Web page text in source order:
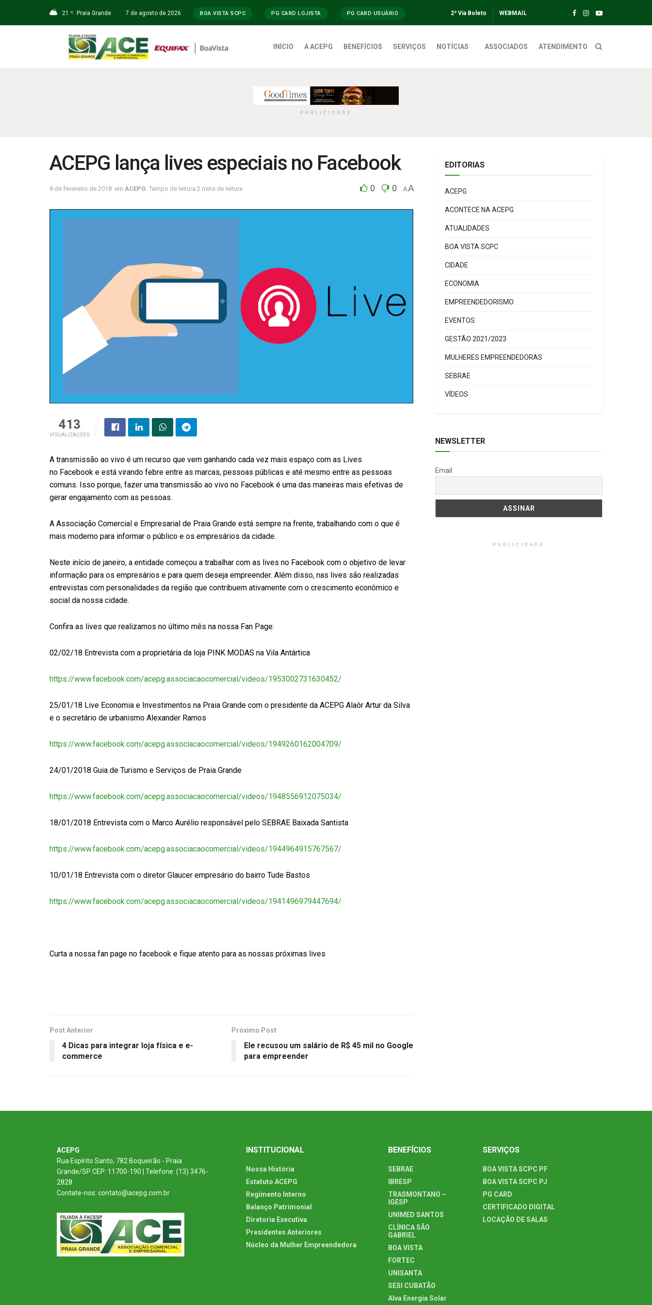
21 °C Praia Grande 7 de agosto de 2026 BOA VISTA SCPC PG CARD LOJISTA PG CARD USUÁRIO 2ª Via Boleto WEBMAIL
INÍCIO A ACEPG BENEFÍCIOS SERVIÇOS NOTÍCIAS ASSOCIADOS ATENDIMENTO
PUBLICIDADE
ACEPG lança lives especiais no Facebook
8 de fevereiro de 2018 em ACEPG Tempo de leitura:2 mins de leitura 0 0 AA
413
VISUALIZAÇÕES
A transmissão ao vivo é um recurso que vem ganhando cada vez mais espaço com as Lives
no Facebook e está virando febre entre as marcas, pessoas públicas e até mesmo entre as pessoas
comuns. Isso porque, fazer uma transmissão ao vivo no Facebook é uma das maneiras mais efetivas de
gerar engajamento com as pessoas.
A Associação Comercial e Empresarial de Praia Grande está sempre na frente, trabalhando com o que é
mais moderno para informar o público e os empresários da cidade.
Neste início de janeiro, a entidade começou a trabalhar com as lives no Facebook com o objetivo de levar
informação para os empresários e para quem deseja empreender. Além disso, nas lives são realizadas
entrevistas com personalidades da região que contribuem ativamente com o crescimento econômico e
social da nossa cidade.
Confira as lives que realizamos no último mês na nossa Fan Page:
02/02/18 Entrevista com a proprietária da loja PINK MODAS na Vila Antártica
https://www.facebook.com/acepg.associacaocomercial/videos/1953002731630452/
25/01/18 Live Economia e Investimentos na Praia Grande com o presidente da ACEPG Alaôr Artur da Silva
e o secretário de urbanismo Alexander Ramos
https://www.facebook.com/acepg.associacaocomercial/videos/1949260162004709/
24/01/2018 Guia de Turismo e Serviços de Praia Grande
https://www.facebook.com/acepg.associacaocomercial/videos/1948556912075034/
18/01/2018 Entrevista com o Marco Aurélio responsável pelo SEBRAE Baixada Santista
https://www.facebook.com/acepg.associacaocomercial/videos/1944964915767567/
10/01/18 Entrevista com o diretor Glaucer empresário do bairro Tude Bastos
https://www.facebook.com/acepg.associacaocomercial/videos/1941496979447694/
Curta a nossa fan page no facebook e fique atento para as nossas próximas lives
Post Anterior
4 Dicas para integrar loja física e e-
commerce
Próximo Post
Ele recusou um salário de R$ 45 mil no Google
para empreender
EDITORIAS
ACEPG
ACONTECE NA ACEPG
ATUALIDADES
BOA VISTA SCPC
CIDADE
ECONOMIA
EMPREENDEDORISMO
EVENTOS
GESTÃO 2021/2023
MULHERES EMPREENDEDORAS
SEBRAE
VÍDEOS
NEWSLETTER
Email
PUBLICIDADE
ACEPG
Rua Espírito Santo, 782 Boqueirão - Praia
Grande/SP CEP: 11700-190 | Telefone: (13) 3476-
2828
Contate-nos: contato@acepg.com.br
INSTITUCIONAL
Nossa História
Estatuto ACEPG
Regimento Interno
Balanço Patrimonial
Diretoria Executiva
Presidentes Anteriores
Núcleo da Mulher Empreendedora
BENEFÍCIOS
SEBRAE
IBRESP
TRASMONTANO –
IGESP
UNIMED SANTOS
CLÍNICA SÃO
GABRIEL
BOA VISTA
FORTEC
UNISANTA
SESI CUBATÃO
Alva Energia Solar
SERVIÇOS
BOA VISTA SCPC PF
BOA VISTA SCPC PJ
PG CARD
CERTIFICADO DIGITAL
LOCAÇÃO DE SALAS